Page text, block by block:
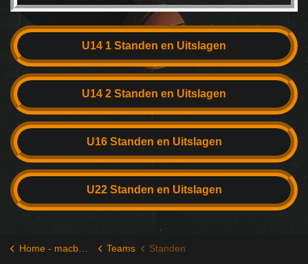
U14 1 Standen en Uitslagen
U14 2 Standen en Uitslagen
U16 Standen en Uitslagen
U22 Standen en Uitslagen
Home - macbasketbal.nl Teams Standen